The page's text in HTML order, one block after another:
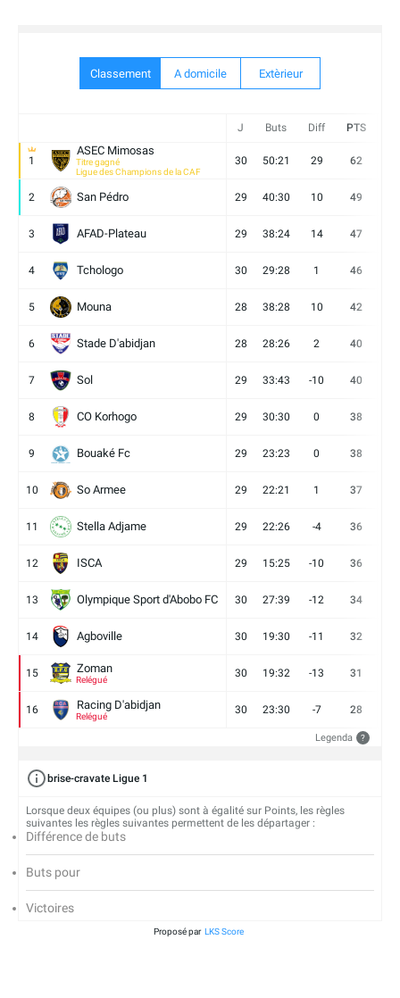
Classement A domicile Extèrieur
J Buts Diff PTS
1
ASEC Mimosas
Titre gagné
Ligue des Champions de la CAF
30 50:21 29 62
2 San Pédro 29 40:30 10 49
3 AFAD-Plateau 29 38:24 14 47
4 Tchologo 30 29:28 1 46
5 Mouna 28 38:28 10 42
6 Stade D'abidjan 28 28:26 2 40
7 Sol 29 33:43 -10 40
8 CO Korhogo 29 30:30 0 38
9 Bouaké Fc 29 23:23 0 38
10 So Armee 29 22:21 1 37
11 Stella Adjame 29 22:26 -4 36
12 ISCA 29 15:25 -10 36
13 Olympique Sport d'Abobo FC 30 27:39 -12 34
14 Agboville 30 19:30 -11 32
15 Zoman
Relégué
30 19:32 -13 31
16 Racing D'abidjan
Relégué
30 23:30 -7 28
Legenda ?
brise-cravate Ligue 1
Lorsque deux équipes (ou plus) sont à égalité sur Points, les règles
suivantes les règles suivantes permettent de les départager :
Différence de buts
Buts pour
Victoires
Proposé par LKS Score